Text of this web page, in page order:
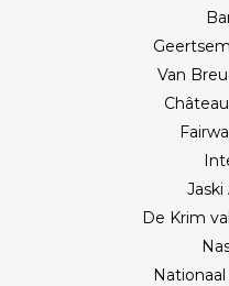
Van
Jaski
De Krim